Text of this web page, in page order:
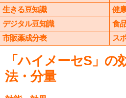
生きる豆知識
健
デジタル豆知識
食
市販薬成分表
ス
「ハイメーセS」の
法・分量